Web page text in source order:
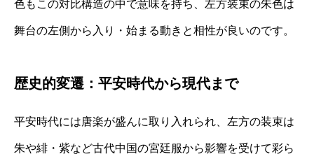
色もこの対比構造の中で意味を持ち、左方装束の朱色は
舞台の左側から入り・始まる動きと相性が良いのです。
歴史的変遷：平安時代から現代まで
平安時代には唐楽が盛んに取り入れられ、左方の装束は
朱や緋・紫など古代中国の宮廷服から影響を受けて彩ら